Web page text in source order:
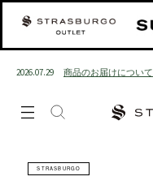
2026.07.29 商品のお届けについて
STRASBURGO